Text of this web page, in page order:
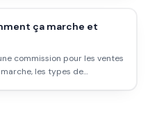
ça marche et
commission pour les ventes
les types de